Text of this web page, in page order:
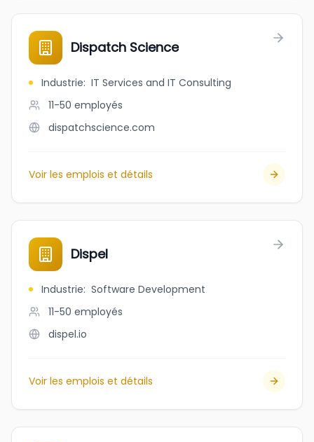
Dispatch Science
Industrie: IT Services and IT Consulting
11-50 employés
dispatchscience.com
Voir les emplois et détails
Dispel
Industrie: Software Development
11-50 employés
dispel.io
Voir les emplois et détails